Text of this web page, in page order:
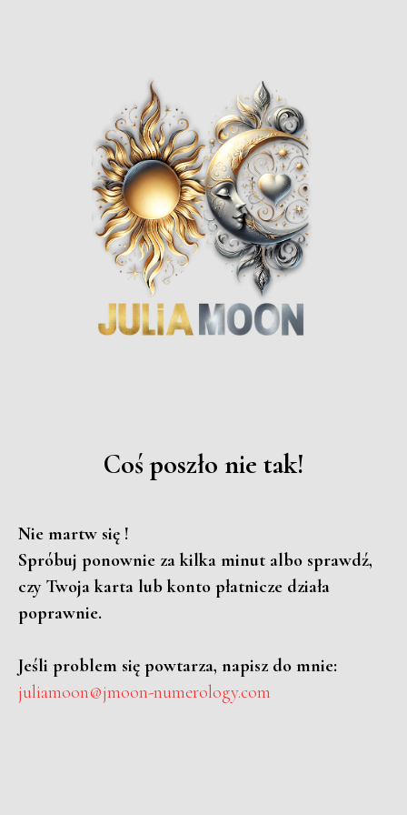
Coś poszło nie tak!
Nie martw się !
Spróbuj ponownie za kilka minut albo sprawdź,
czy Twoja karta lub konto płatnicze działa
poprawnie.
Jeśli problem się powtarza, napisz do mnie:
juliamoon@jmoon-numerology.com